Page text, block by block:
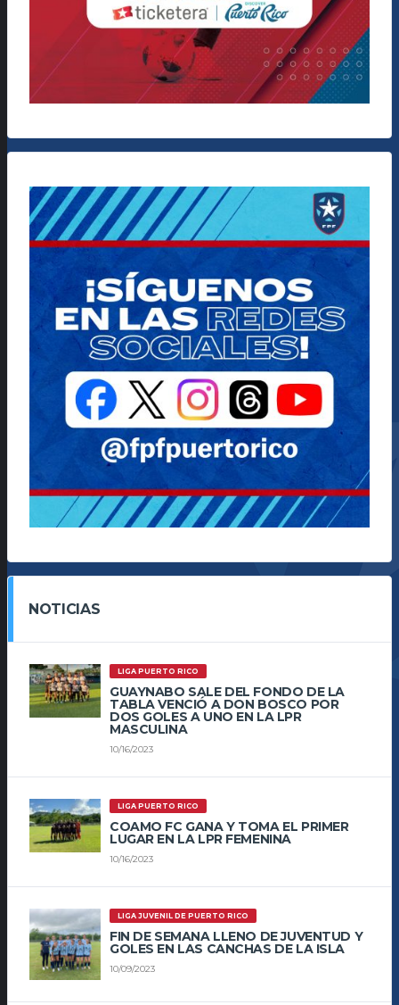
NOTICIAS
LIGA PUERTO RICO
GUAYNABO SALE DEL FONDO DE LA
TABLA VENCIÓ A DON BOSCO POR
DOS GOLES A UNO EN LA LPR
MASCULINA
10/16/2023
LIGA PUERTO RICO
COAMO FC GANA Y TOMA EL PRIMER
LUGAR EN LA LPR FEMENINA
10/16/2023
LIGA JUVENIL DE PUERTO RICO
FIN DE SEMANA LLENO DE JUVENTUD Y
GOLES EN LAS CANCHAS DE LA ISLA
10/09/2023